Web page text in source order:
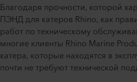
Благодаря прочности, которой
ПЭНД для катеров Rhino, как
работ по техническому
многие клиенты Rhino Marine
катера, которые находятся в
почти не требуют технической